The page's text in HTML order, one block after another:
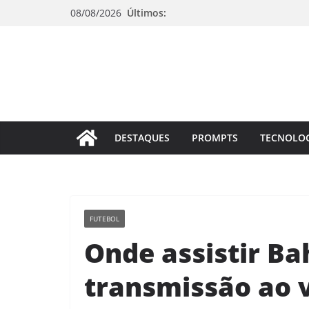
08/08/2026 Últimos:
DESTAQUES PROMPTS
FUTEBOL
Onde assistir
transmissão ao